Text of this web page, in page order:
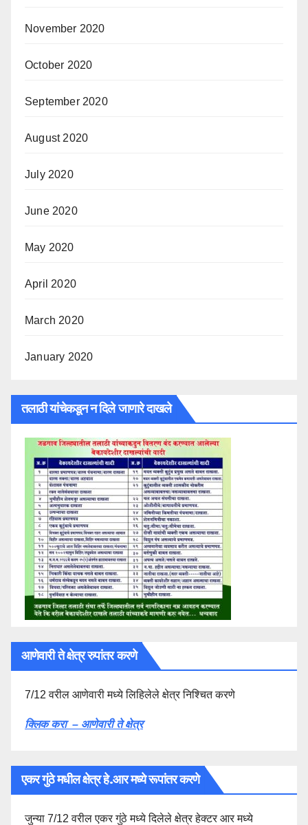
November 2020
October 2020
September 2020
August 2020
July 2020
June 2020
May 2020
April 2020
March 2020
January 2020
तलाठी यांचेकडून न दिले जाणारे दाखले
आणेवारी ते क्षेत्र रुपांतर करणे
7/12 वरील आणेवारी मध्ये लिहिलेले क्षेत्र निश्चित करणे
क्लिक करा – आणेवारी ते क्षेत्र
एकर गुंठे मधील क्षेत्र हे.आर मध्ये रूपांतर करणे
जुन्या 7/12 वरील एकर गुंठे मध्ये दिलेले क्षेत्र हेक्टर आर मध्ये